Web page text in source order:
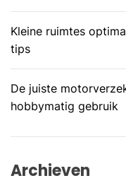
Kleine ruimtes
tips
De juiste
hobbymatig gebruik
Archieven